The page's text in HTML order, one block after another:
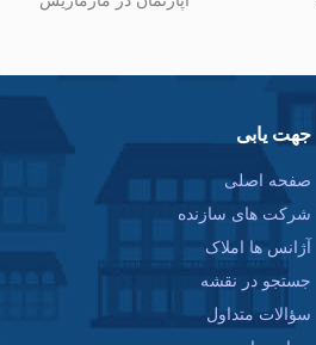
جهت یابی
صفحه اصلی
شرکت های سازنده
آژانس ها املاک
جستجو در نقشه
سؤالات متداول